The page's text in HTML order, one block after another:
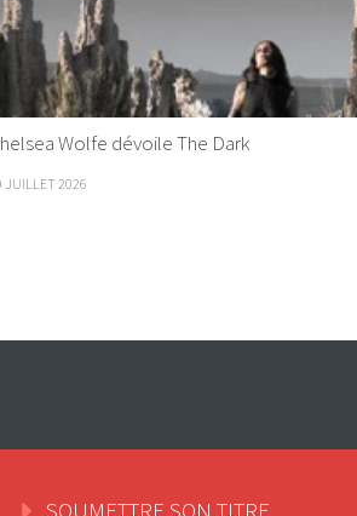
Wolfe dévoile The Dark
JUILLET 2026
SOUMETTRE SON TITRE